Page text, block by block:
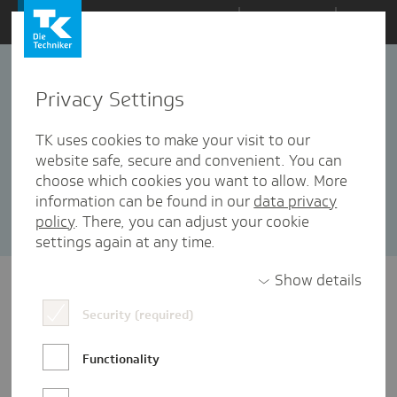
Zum
Inhalt
springen
Wettbewerb
2 Artikel in dieser Kategorie enthalten
Sortieren nach: Datum Popularität
Privacy Settings
TK uses cookies to make your visit to our
website safe, secure and convenient. You can
choose which cookies you want to allow. More
information can be found in our data privacy
policy. There, you can adjust your cookie
settings again at any time.
Show details
Security (required)
Functionality